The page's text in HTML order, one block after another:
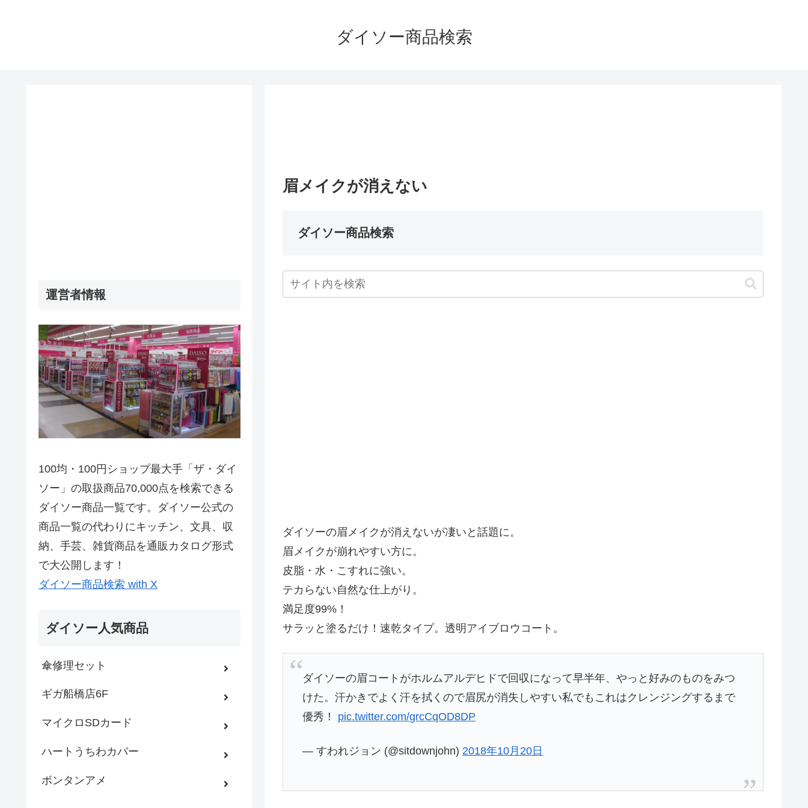
ダイソー商品検索
眉メイクが消えない
ダイソー商品検索
ダイソーの眉メイクが消えないが凄いと話題に。
眉メイクが崩れやすい方に。
皮脂・水・こすれに強い。
テカらない自然な仕上がり。
満足度99%！
サラッと塗るだけ！速乾タイプ。透明アイブロウコート。
ダイソーの眉コートがホルムアルデヒドで回収になって早半年、やっと好みのものをみつ
けた。汗かきでよく汗を拭くので眉尻が消失しやすい私でもこれはクレンジングするまで
優秀！ pic.twitter.com/grcCqOD8DP
— すわれジョン (@sitdownjohn) 2018年10月20日
運営者情報
100均・100円ショップ最大手「ザ・ダイ
ソー」の取扱商品70,000点を検索できる
ダイソー商品一覧です。ダイソー公式の
商品一覧の代わりにキッチン、文具、収
納、手芸、雑貨商品を通販カタログ形式
で大公開します！
ダイソー商品検索 with X
ダイソー人気商品
傘修理セット
ギガ船橋店6F
マイクロSDカード
ハートうちわカバー
ボンタンアメ